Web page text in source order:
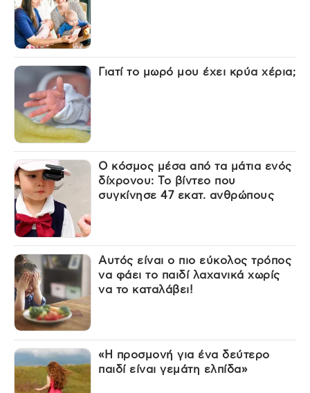
Γιατί το μωρό μου έχει κρύα χέρια;
Ο κόσμος μέσα από τα μάτια ενός
δίχρονου: Το βίντεο που
συγκίνησε 47 εκατ. ανθρώπους
Αυτός είναι ο πιο εύκολος τρόπος
να φάει το παιδί λαχανικά χωρίς
να το καταλάβει!
«Η προσμονή για ένα δεύτερο
παιδί είναι γεμάτη ελπίδα»